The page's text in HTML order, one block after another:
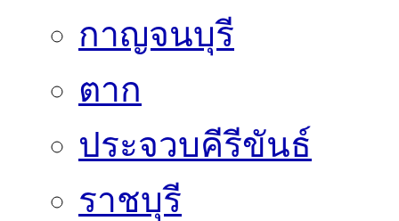
กาญจนบุรี
ตาก
ประจวบคีรีขันธ์
ราชบุรี